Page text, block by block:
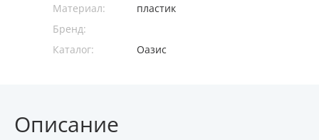
Материал:
пластик
Бренд:
Каталог:
Оазис
Описание